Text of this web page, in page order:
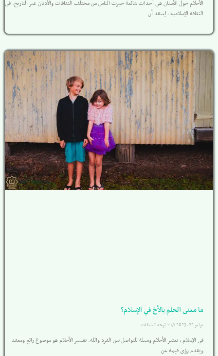
الأحلام حول الأسنان هي أحداث شائعة حيرت الناس من مختلف الثقافات والأديان عبر التاريخ. في
الثقافة الإسلامية ، يُعتقد أن
ما معنى الحلم بالأخ في الإسلام؟
يوليو 22, 2023 لا توجد تعليقات
في الإسلام ، تعتبر الأحلام وسيلة للتواصل بين الفرد والله. تفسير الأحلام هو موضوع رائع ومعقد
ويقدم رؤى قيمة عن